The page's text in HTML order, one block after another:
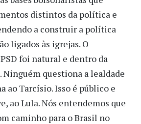
distintos da política e
a construir a política
ligados às igrejas. O
foi natural e dentro da
Ninguém questiona a lealdade
ao Tarcísio. Isso é público e
ao Lula. Nós entendemos que
caminho para o Brasil no